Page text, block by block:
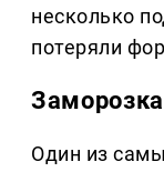
несколько
потеряли
Один из